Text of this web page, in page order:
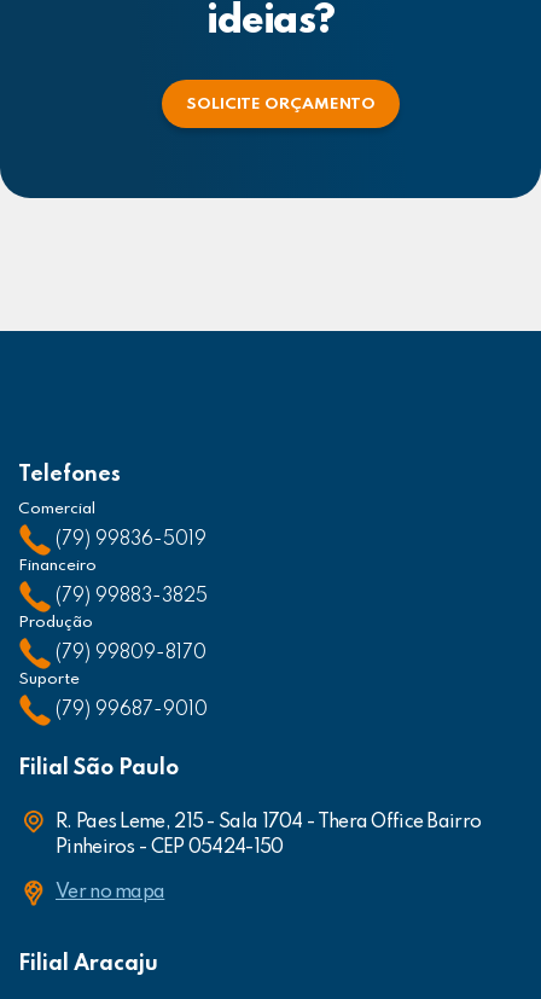
ideias?
SOLICITE ORÇAMENTO
Telefones
Comercial
(79) 99836-5019
Financeiro
(79) 99883-3825
Produção
(79) 99809-8170
Suporte
(79) 99687-9010
Filial São Paulo
R. Paes Leme, 215 - Sala 1704 - Thera Office Bairro
Pinheiros - CEP 05424-150
Ver no mapa
Filial Aracaju